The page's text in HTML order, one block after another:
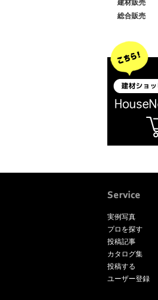
建材販売
総合販売
実例写真
プロを探す
投稿記事
カタログ集
投稿する
ユーザー登録